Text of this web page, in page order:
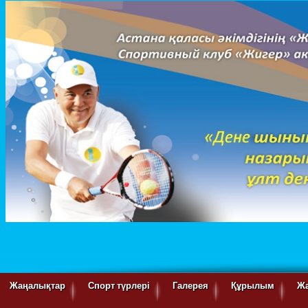
Жаңалықтар Спорт түрлері Галерея Құрылым